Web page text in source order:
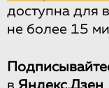
доступна для
не более 15